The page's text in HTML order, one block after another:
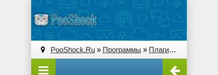
PooShock.Ru » Программы » Плагины (Plug-ins)